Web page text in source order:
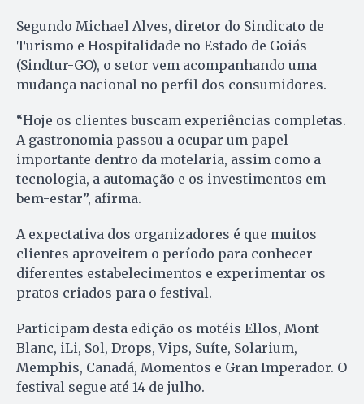
Segundo Michael Alves, diretor do Sindicato de
Turismo e Hospitalidade no Estado de Goiás
(Sindtur-GO), o setor vem acompanhando uma
mudança nacional no perfil dos consumidores.
“Hoje os clientes buscam experiências completas.
A gastronomia passou a ocupar um papel
importante dentro da motelaria, assim como a
tecnologia, a automação e os investimentos em
bem-estar”, afirma.
A expectativa dos organizadores é que muitos
clientes aproveitem o período para conhecer
diferentes estabelecimentos e experimentar os
pratos criados para o festival.
Participam desta edição os motéis Ellos, Mont
Blanc, iLi, Sol, Drops, Vips, Suíte, Solarium,
Memphis, Canadá, Momentos e Gran Imperador. O
festival segue até 14 de julho.